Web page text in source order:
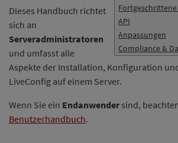
API
Anpassungen
Compliance &
Dieses Handbuch richtet
sich an
Serveradministratoren
und umfasst alle
Aspekte der Installation, Konfiguration
LiveConfig auf einem Server.
Wenn Sie ein Endanwendersind,
Benutzerhandbuch.